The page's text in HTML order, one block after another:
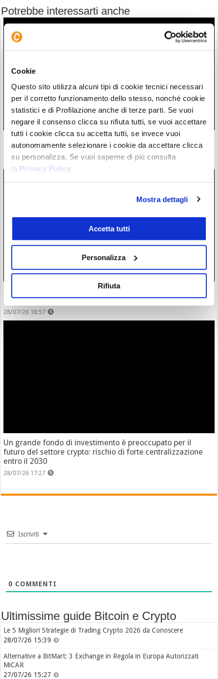
Cookie
Questo sito utilizza alcuni tipi di cookie tecnici necessari
per il corretto funzionamento dello stesso, nonché cookie
statistici e di Profilazione anche di terze parti. Se vuoi
negare il consenso clicca su rifiuta tutti, se vuoi accettare
tutti i cookie clicca su accetta tutti, se invece vuoi
autonomamente selezionare i cookie da accettare clicca
su personalizza. Se vuoi saperne di più consulta
la Privacy Policy.
Mostra dettagli
Accetta tutti
Personalizza
Rifiuta
Potrebbe interessarti anche
Il “nuovo Warren Buffett” crolla insieme all’AI. Da marzo
però è ancora leader
28/07/26 20:17
Zcash completa l’atteso aggiornamento Ironwood: la supply
di $ZEC è ora verificata
28/07/26 18:57
Un grande fondo di investimento è preoccupato per il
futuro del settore crypto: rischio di forte centralizzazione
entro il 2030
28/07/26 17:27
Iscriviti
0 COMMENTI
Ultimissime guide Bitcoin e Crypto
Le 5 Migliori Strategie di Trading Crypto 2026 da Conoscere
28/07/26 15:39
Alternative a BitMart: 3 Exchange in Regola in Europa Autorizzati
MiCAR
27/07/26 15:27